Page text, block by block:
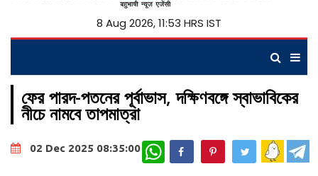
8 Aug 2026, 11:53 HRS IST
ফের পারদ-পতনের পূর্বাভাস, দক্ষিণবঙ্গে স্বাভাবিকের
নীচে নামবে তাপমাত্রা
02 Dec 2025 08:35:00 WhatsApp